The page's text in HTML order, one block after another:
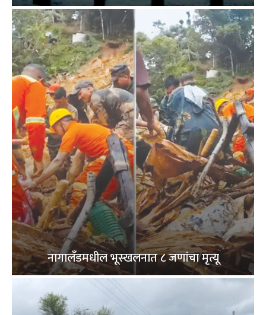
नागालँडमधील भूस्खलनात ८ जणांचा मृत्यू